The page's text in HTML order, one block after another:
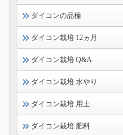
ダイコンの品種
ダイコン栽培 12ヵ月
ダイコン栽培 Q&A
ダイコン栽培 水やり
ダイコン栽培 用土
ダイコン栽培 肥料